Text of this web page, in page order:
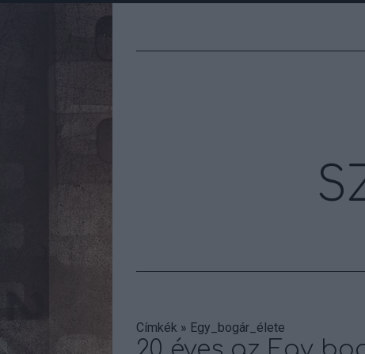
Címkék » Egy_bogár_élete